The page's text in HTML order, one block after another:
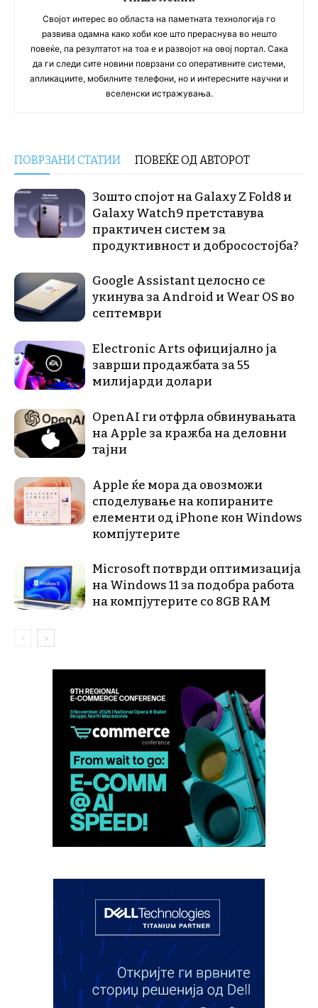
Својот интерес во областа на паметната технологија го
развива одамна како хоби кое што прераснува во нешто
повеќе, па резултатот на тоа е и развојот на овој портал. Сака
да ги следи сите новини поврзани со оперативните системи,
апликациите, мобилните телефони, но и интересните научни и
вселенски истражувања.
ПОВРЗАНИ СТАТИИ ПОВЕЌЕ ОД АВТОРОТ
Зошто спојот на Galaxy Z Fold8 и
Galaxy Watch9 претставува
практичен систем за
продуктивност и добросостојба?
Google Assistant целосно се
укинува за Android и Wear OS во
септември
Electronic Arts официјално ја
заврши продажбата за 55
милијарди долари
OpenAI ги отфрла обвинувањата
на Apple за кражба на деловни
тајни
Apple ќе мора да овозможи
споделување на копираните
елементи од iPhone кон Windows
компјутерите
Microsoft потврди оптимизација
на Windows 11 за подобра работа
на компјутерите со 8GB RAM